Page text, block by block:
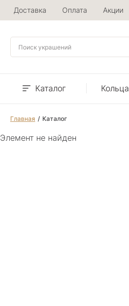
Доставка Оплата Акции
Каталог Кольца
Главная Каталог
Элемент не найден